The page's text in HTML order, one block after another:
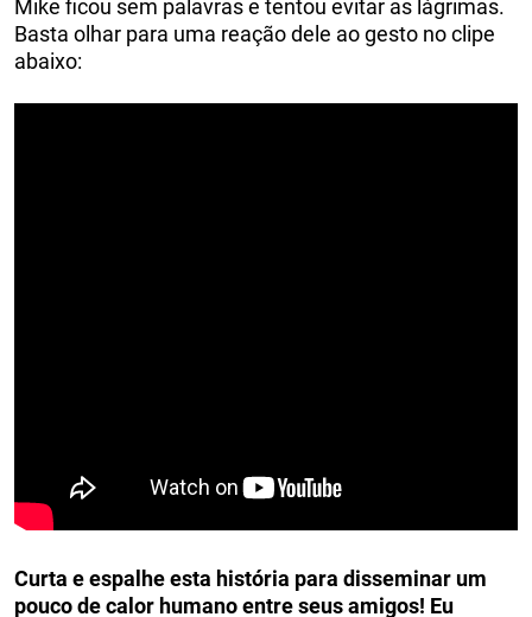
Mike ficou sem palavras e tentou evitar as lágrimas.
Basta olhar para uma reação dele ao gesto no clipe
abaixo:
Curta e espalhe esta história para disseminar um
pouco de calor humano entre seus amigos! Eu